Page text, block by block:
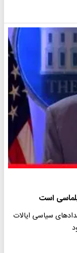
است
سیاسی ایالات